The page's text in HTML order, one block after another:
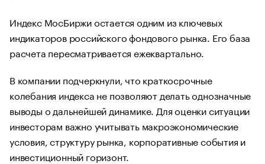
Индекс МосБиржи остается одним из ключевых
индикаторов российского фондового рынка. Его база
расчета пересматривается ежеквартально.
В компании подчеркнули, что краткосрочные
колебания индекса не позволяют делать однозначные
выводы о дальнейшей динамике. Для оценки ситуации
инвесторам важно учитывать макроэкономические
условия, структуру рынка, корпоративные события и
инвестиционный горизонт.